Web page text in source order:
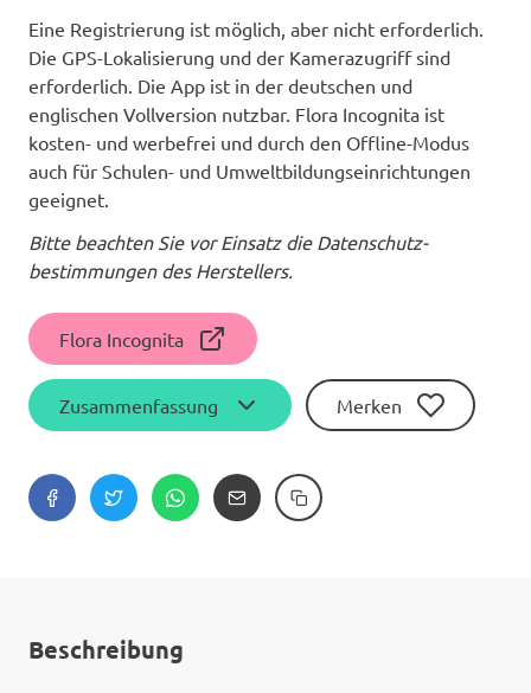
Eine Registrierung ist möglich, aber nicht erforderlich.
Die GPS-Lokalisierung und der Kamerazugriff sind
erforderlich. Die App ist in der deutschen und
englischen Vollversion nutzbar. Flora Incognita ist
kosten- und werbefrei und durch den Offline-Modus
auch für Schulen- und Umweltbildungseinrichtungen
geeignet.
Bitte beachten Sie vor Einsatz die Daten­schutz­
bestimmungen des Herstellers.
Flora Incognita
Zusammenfassung Merken
Beschreibung